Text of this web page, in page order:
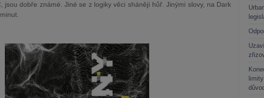
jsou dobře známé. Jiné se z logiky věci shánějí hůř. Jinými slovy, na Dark